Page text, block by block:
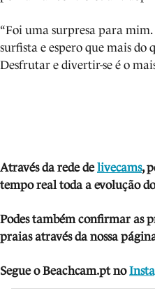
“Foi uma surpresa para
surfista e espero que mais do
Desfrutar e divertir-se é o
Através da rede delivecams,
tempo real toda a evolução
Podes também confirmar as
praias através da nossa
Segue o Beachcam.pt no